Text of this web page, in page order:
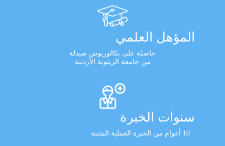
المؤهل العلمي
حاصلة على بكالوريوس صيدلة
من جامعة الزيتونة الأردنية
سنوات الخبرة
10 أعوام من الخبرة العملية المثبتة